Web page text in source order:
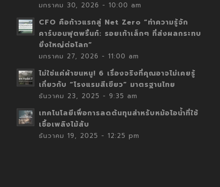
มกราคม 30, 2026 - 10:00 am
CFO คือก้าวแรกสู่ Net Zero “ทำความรู้จัก
คาร์บอนฟุตพริ้นท์: รอยเท้าเล็กๆ ที่ส่งผลกระทบ
ยิ่งใหญ่ต่อโลก”
มกราคม 27, 2026 - 11:00 am
ไม่ใช่แค่ผ้าขนหนู! 6 เรื่องจริงที่คุณอาจไม่เคยรู้
เกี่ยวกับ “โรงแรมสีเขียว” มาตรฐานไทย
ธันวาคม 23, 2025 - 9:35 am
เทคโนโลยีเพื่อการลดต้นทุนสำหรับหม้อไอน้ำที่ใช้
เชื้อเพลิงไม้สับ
ธันวาคม 19, 2025 - 12:25 pm